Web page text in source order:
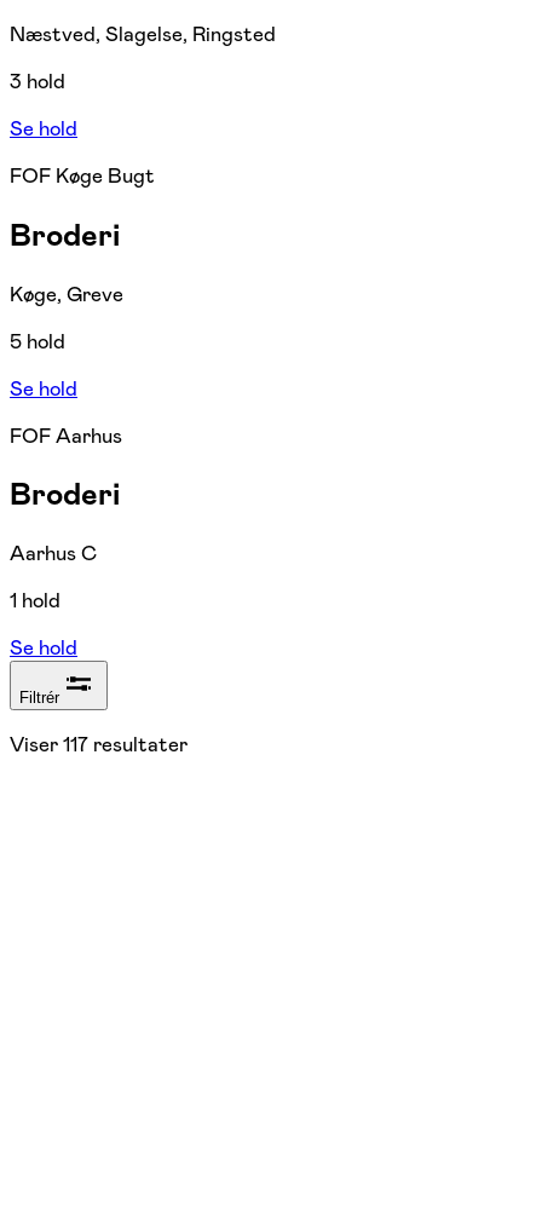
Næstved, Slagelse, Ringsted
3 hold
Se hold
FOF Køge Bugt
Broderi
Køge, Greve
5 hold
Se hold
FOF Aarhus
Broderi
Aarhus C
1 hold
Se hold
Filtrér
Viser117 resultater